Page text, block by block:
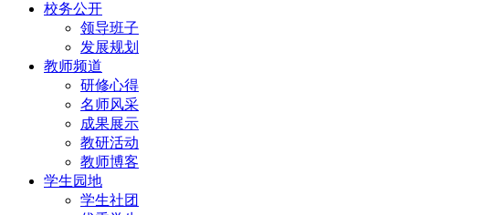
校务公开
领导班子
发展规划
教师频道
研修心得
名师风采
成果展示
教研活动
教师博客
学生园地
学生社团